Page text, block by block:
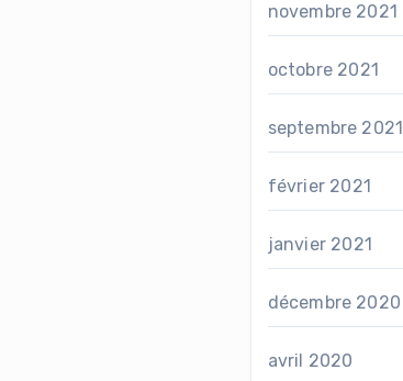
novembre 2021
octobre 2021
septembre 2021
février 2021
janvier 2021
décembre 2020
avril 2020